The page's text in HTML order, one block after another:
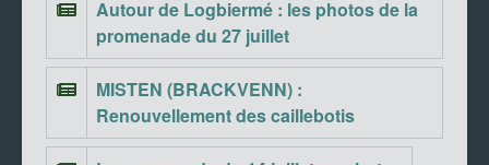
Autour de Logbiermé : les photos de la
promenade du 27 juillet
MISTEN (BRACKVENN) :
Renouvellement des caillebotis